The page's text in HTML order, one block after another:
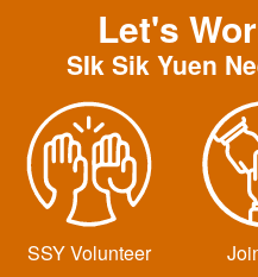
Let's
SIk Sik Yuen
SSY Volunteer